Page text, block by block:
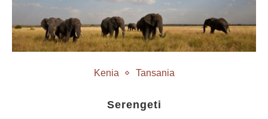
Kenia Tansania
Serengeti